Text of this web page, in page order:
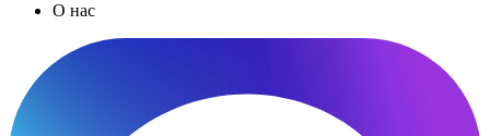
О нас